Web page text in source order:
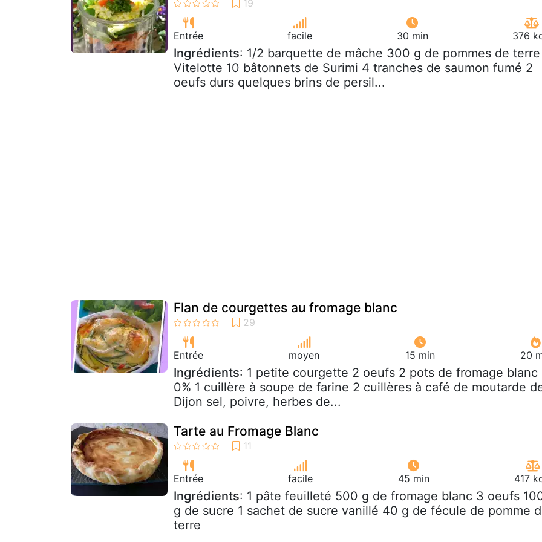
Entrée facile 30 min 376
Ingrédients: 1/2 barquette de mâche 300 g de pommes de terre
Vitelotte 10 bâtonnets de Surimi 4 tranches de saumon fumé 2
oeufs durs quelques brins de persil...
Flan de courgettes au fromage blanc
Entrée moyen 15 min 20
Ingrédients: 1 petite courgette 2 oeufs 2 pots de fromage blanc
0% 1 cuillère à soupe de farine 2 cuillères à café de moutarde
Dijon sel, poivre, herbes de...
Tarte au Fromage Blanc
Entrée facile 45 min 417
Ingrédients: 1 pâte feuilleté 500 g de fromage blanc 3 oeufs
g de sucre 1 sachet de sucre vanillé 40 g de fécule de pomme
terre